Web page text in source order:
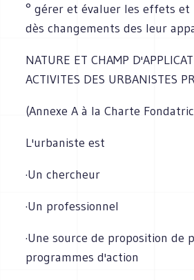
° gérer et évaluer les effets et
dès changements des leur
NATURE ET CHAMP
ACTIVITES DES URBANISTES
(Annexe A à la Charte
L'urbaniste est
·Un chercheur
·Un professionnel
·Une source de proposition de
programmes d'action